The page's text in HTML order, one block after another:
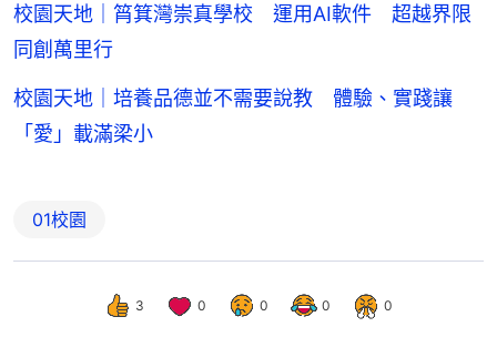
校園天地｜筲箕灣崇真學校 運用AI軟件 超越界限
同創萬里行
校園天地｜培養品德並不需要說教 體驗、實踐讓
「愛」載滿梁小
01校園
3 0 0 0 0